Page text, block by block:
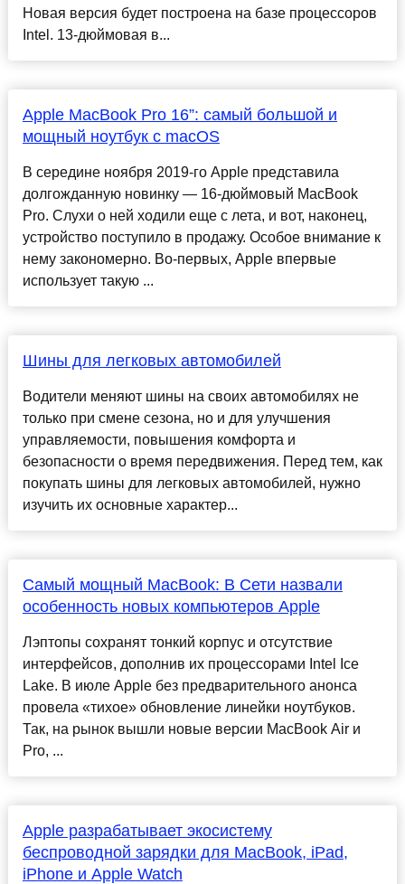
Новая версия будет построена на базе процессоров
Intel. 13-дюймовая в...
Apple MacBook Pro 16”: самый большой и
мощный ноутбук с macOS
В середине ноября 2019-го Apple представила
долгожданную новинку — 16-дюймовый MacBook
Pro. Слухи о ней ходили еще с лета, и вот, наконец,
устройство поступило в продажу. Особое внимание к
нему закономерно. Во-первых, Apple впервые
использует такую ...
Шины для легковых автомобилей
Водители меняют шины на своих автомобилях не
только при смене сезона, но и для улучшения
управляемости, повышения комфорта и
безопасности о время передвижения. Перед тем, как
покупать шины для легковых автомобилей, нужно
изучить их основные характер...
Самый мощный MacBook: В Сети назвали
особенность новых компьютеров Apple
Лэптопы сохранят тонкий корпус и отсутствие
интерфейсов, дополнив их процессорами Intel Ice
Lake. В июле Apple без предварительного анонса
провела «тихое» обновление линейки ноутбуков.
Так, на рынок вышли новые версии MacBook Air и
Pro, ...
Apple разрабатывает экосистему
беспроводной зарядки для MacBook, iPad,
iPhone и Apple Watch